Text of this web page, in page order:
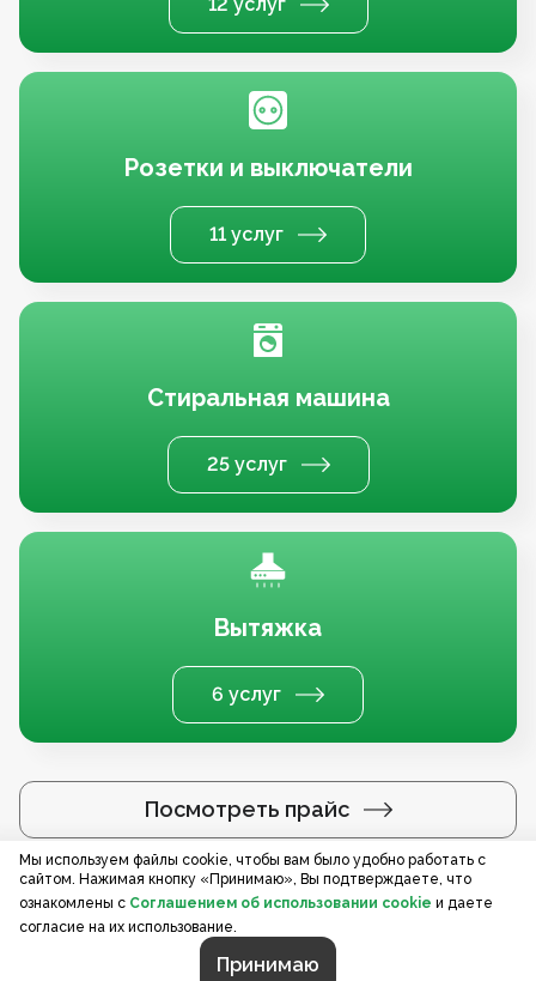
Розетки и выключатели
11 услуг
Стиральная машина
25 услуг
Вытяжка
6 услуг
Посмотреть прайс
Услуги по регионам
Мы используем файлы cookie, чтобы вам было удобно работать с
сайтом. Нажимая кнопку «Принимаю», Вы подтверждаете, что
ознакомлены с Соглашением об использовании cookie и даете
согласие на их использование.
Принимаю